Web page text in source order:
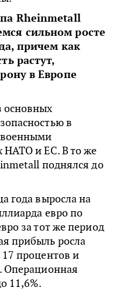
Rheinmetall
сильном росте
причем как
растут,
в Европе
основных
в
НАТО и ЕС. В то же
поднялся до
года выросла на
евро по
за тот же период
прибыль росла
процентов и
Операционная
11,6%.